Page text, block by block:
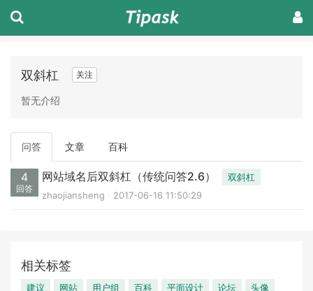
双斜杠 关注
暂无介绍
问答 文章 百科
4
回答
网站域名后双斜杠（传统问答2.6）
双斜杠
zhaojiansheng
2017-06-16 11:50:29
相关标签
建议 网站 用户组 百科 平面设计 论坛
头像